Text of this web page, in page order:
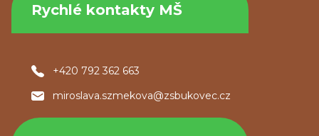
Rychlé kontakty MŠ
+420 792 362 663
miroslava.szmekova@zsbukovec.cz